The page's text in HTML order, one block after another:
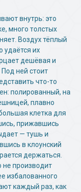
внутрь: это
много толстых
Воздух тёплый
удаётся их
дешёвая и
ней стоит
что-то
полированный, на
плавно
клетка для
прижавшись
— тушь и
в клоунский
держаться.
не производит
избалованного
каждый раз, как